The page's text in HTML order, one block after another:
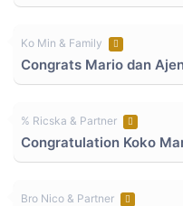
Ko Min & Family
Congrats Mario dan
% Ricska & Partner
Congratulation Koko
Bro Nico & Partner